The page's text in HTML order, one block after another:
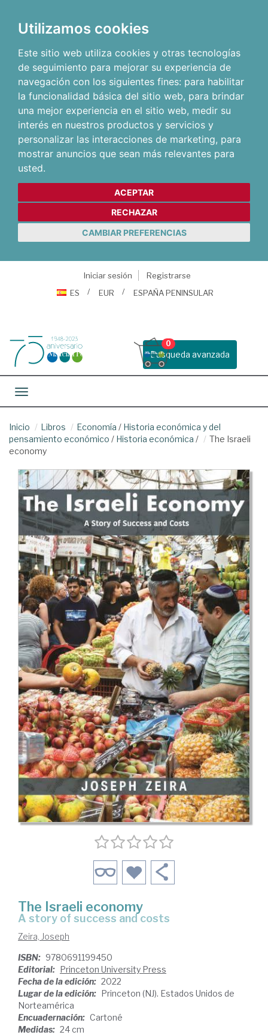
Utilizamos cookies
Este sitio web utiliza cookies y otras tecnologías
de seguimiento para mejorar su experiencia de
navegación con los siguientes fines: para habilitar
la funcionalidad básica del sitio web, para brindar
una mejor experiencia en el sitio web, medir su
interés en nuestros productos y servicios y
personalizar las interacciones de marketing, para
mostrar anuncios que sean más relevantes para
usted.
ACEPTAR
RECHAZAR
CAMBIAR PREFERENCIAS
Iniciar sesión
Registrarse
ES
EUR ESPAÑA PENINSULAR
Busqueda avanzada
0
Toggle navigation
Inicio Libros Economía / Historia económica y del
pensamiento económico / Historia económica /
The Israeli
economy
The Israeli economy
a story of success and costs
Zeira, Joseph
ISBN: 9780691199450
Editorial: Princeton University Press
Fecha de la edición: 2022
Lugar de la edición: Princeton (NJ). Estados Unidos de
Norteamérica
Encuadernación: Cartoné
Medidas: 24 cm